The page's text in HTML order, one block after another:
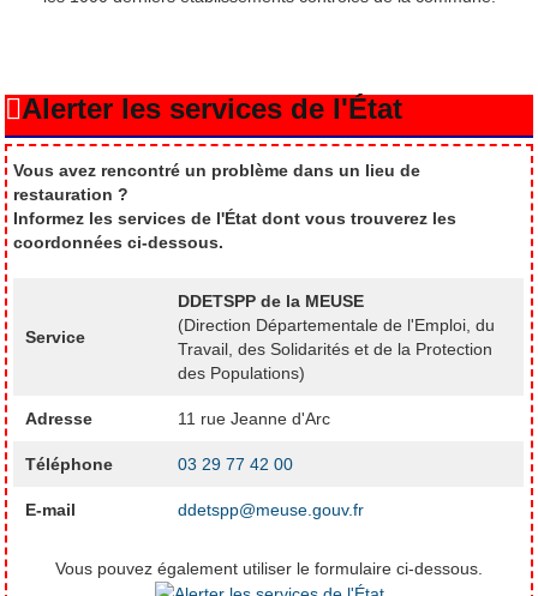
Alerter les services de l'État
Vous avez rencontré un problème dans un lieu de
restauration ?
Informez les services de l'État dont vous trouverez les
coordonnées ci-dessous.
Service
DDETSPP de la MEUSE
(Direction Départementale de l'Emploi, du
Travail, des Solidarités et de la Protection
des Populations)
Adresse 11 rue Jeanne d'Arc
Téléphone 03 29 77 42 00
E-mail ddetspp@meuse.gouv.fr
Vous pouvez également utiliser le formulaire ci-dessous.